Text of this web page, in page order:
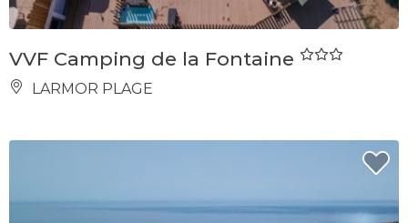
VVF Camping de la Fontaine
LARMOR PLAGE